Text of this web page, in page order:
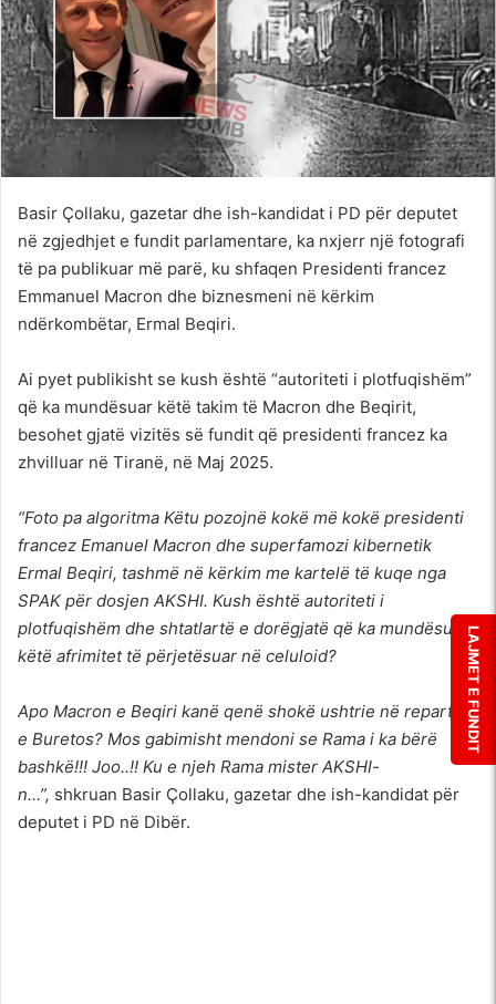
Basir Çollaku, gazetar dhe ish-kandidat i PD për deputet
në zgjedhjet e fundit parlamentare, ka nxjerr një fotografi
të pa publikuar më parë, ku shfaqen Presidenti francez
Emmanuel Macron dhe biznesmeni në kërkim
ndërkombëtar, Ermal Beqiri.
Ai pyet publikisht se kush është “autoriteti i plotfuqishëm”
që ka mundësuar këtë takim të Macron dhe Beqirit,
besohet gjatë vizitës së fundit që presidenti francez ka
zhvilluar në Tiranë, në Maj 2025.
“Foto pa algoritma Këtu pozojnë kokë më kokë presidenti
francez Emanuel Macron dhe superfamozi kibernetik
Ermal Beqiri, tashmë në kërkim me kartelë të kuqe nga
SPAK për dosjen AKSHI. Kush është autoriteti i
plotfuqishëm dhe shtatlartë e dorëgjatë që ka mundësuar
këtë afrimitet të përjetësuar në celuloid?
Apo Macron e Beqiri kanë qenë shokë ushtrie në repartin
e Buretos? Mos gabimisht mendoni se Rama i ka bërë
bashkë!!! Joo..!! Ku e njeh Rama mister AKSHI-
n…”, shkruan Basir Çollaku, gazetar dhe ish-kandidat për
deputet i PD në Dibër.
LAJMET E FUNDIT